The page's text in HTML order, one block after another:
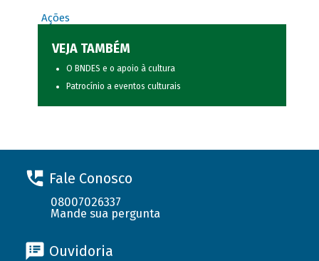
Ações
VEJA TAMBÉM
O BNDES e o apoio à cultura
Patrocínio a eventos culturais
Fale Conosco
08007026337
Mande sua pergunta
Ouvidoria